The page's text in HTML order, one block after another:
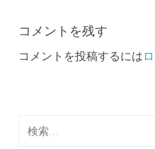
コメントを残す
コメントを投稿するには
検
索